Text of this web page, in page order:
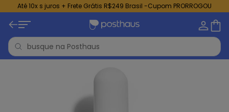
Até 10x s juros + Frete Grátis R$249 Brasil -Cupom PRORROGOU